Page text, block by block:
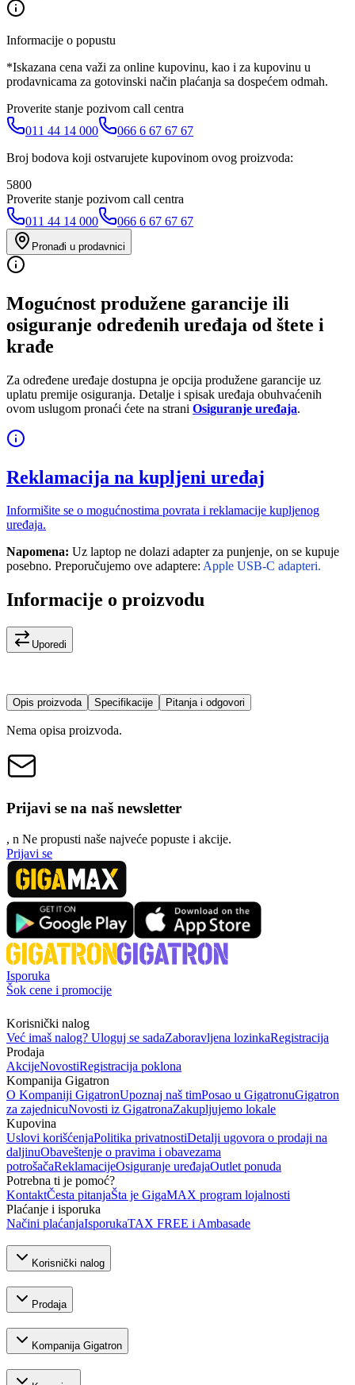
Informacije o popustu
*Iskazana cena važi za online kupovinu, kao i za kupovinu u
prodavnicama za gotovinski način plaćanja sa dospećem odmah.
Proverite stanje pozivom call centra
011 44 14 000
066 6 67 67 67
Broj bodova koji ostvarujete kupovinom ovog proizvoda:
5800
Proverite stanje pozivom call centra
011 44 14 000
066 6 67 67 67
Pronađi u prodavnici
Mogućnost produžene garancije ili
osiguranje određenih uređaja od štete i
krađe
Za određene uređaje dostupna je opcija produžene garancije uz
uplatu premije osiguranja. Detalje i spisak uređaja obuhvaćenih
ovom uslugom pronaći ćete na strani Osiguranje uređaja.
Reklamacija na kupljeni uređaj
Informišite se o mogućnostima povrata i reklamacije kupljenog
uređaja.
Napomena: Uz laptop ne dolazi adapter za punjenje, on se kupuje
posebno. Preporučujemo ove adaptere: Apple USB-C adapteri.
Informacije o proizvodu
Uporedi
Opis proizvoda Specifikacije Pitanja i odgovori
Nema opisa proizvoda.
Prijavi se na naš newsletter
, n Ne propusti naše najveće popuste i akcije.
Prijavi se
Isporuka
Šok cene i promocije
Korisnički nalog
Već imaš nalog? Uloguj se sadaZaboravljena lozinkaRegistracija
Prodaja
AkcijeNovostiRegistracija poklona
Kompanija Gigatron
O Kompaniji GigatronUpoznaj naš timPosao u GigatronuGigatron
za zajednicuNovosti iz GigatronaZakupljujemo lokale
Kupovina
Uslovi korišćenjaPolitika privatnostiDetalji ugovora o prodaji na
daljinuObaveštenje o pravima i obavezama
potrošačaReklamacijeOsiguranje uređajaOutlet ponuda
Potrebna ti je pomoć?
KontaktČesta pitanjaŠta je GigaMAX program lojalnosti
Plaćanje i isporuka
Načini plaćanjaIsporukaTAX FREE i Ambasade
Korisnički nalog
Prodaja
Kompanija Gigatron